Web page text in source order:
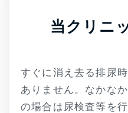
当クリニ
すぐに消え去る排尿
ありません。なかな
の場合は尿検査等を